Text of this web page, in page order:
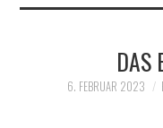
DAS
6. FEBRUAR 2023